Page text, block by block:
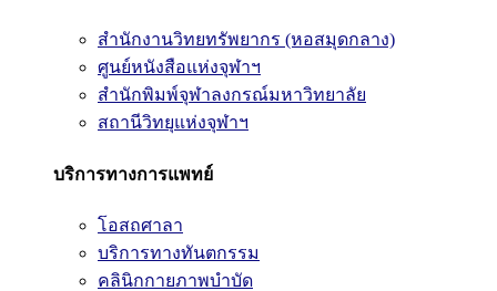
สำนักงานวิทยทรัพยากร (หอสมุดกลาง)
ศูนย์หนังสือแห่งจุฬาฯ
สำนักพิมพ์จุฬาลงกรณ์มหาวิทยาลัย
สถานีวิทยุแห่งจุฬาฯ
บริการทางการแพทย์
โอสถศาลา
บริการทางทันตกรรม
คลินิกกายภาพบำบัด